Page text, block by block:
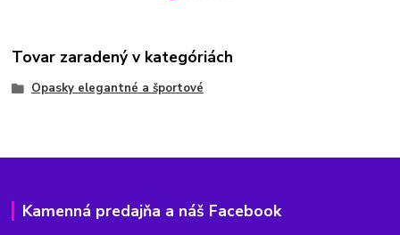
Tovar zaradený v kategóriách
Opasky elegantné a športové
Kamenná predajňa a náš Facebook